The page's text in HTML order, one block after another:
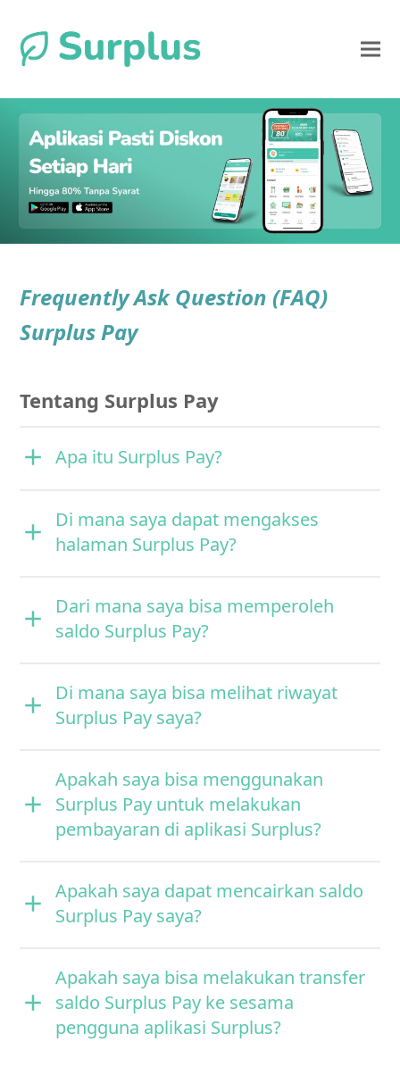
Frequently Ask Question (FAQ)
Surplus Pay
Tentang Surplus Pay
Apa itu Surplus Pay?
Di mana saya dapat mengakses
halaman Surplus Pay?
Dari mana saya bisa memperoleh
saldo Surplus Pay?
Di mana saya bisa melihat riwayat
Surplus Pay saya?
Apakah saya bisa menggunakan
Surplus Pay untuk melakukan
pembayaran di aplikasi Surplus?
Apakah saya dapat mencairkan saldo
Surplus Pay saya?
Apakah saya bisa melakukan transfer
saldo Surplus Pay ke sesama
pengguna aplikasi Surplus?